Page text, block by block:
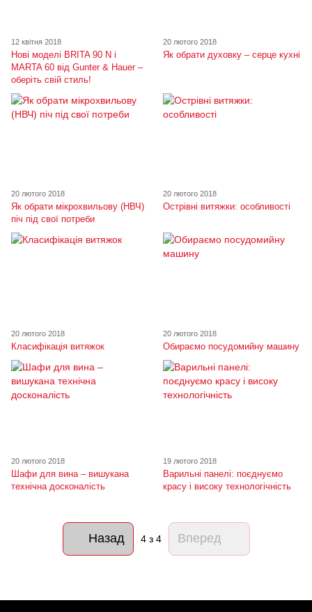
12 квітня 2018
Нові моделі BRITA 90 N і
MARTA 60 від Gunter & Hauer –
оберіть свій стиль!
20 лютого 2018
Як обрати духовку – серце кухні
20 лютого 2018
Як обрати мікрохвильову (НВЧ)
піч під свої потреби
20 лютого 2018
Острівні витяжки: особливості
20 лютого 2018
Класифікація витяжок
20 лютого 2018
Обираємо посудомийну машину
20 лютого 2018
Шафи для вина – вишукана
технічна досконалість
19 лютого 2018
Варильні панелі: поєднуємо
красу і високу технологічність
Назад 4з 4 Вперед